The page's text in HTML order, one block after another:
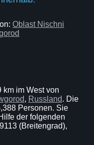
Oblast Nischni
km im West von
, Russland. Die
Personen. Sie
der folgenden
(Breitengrad),